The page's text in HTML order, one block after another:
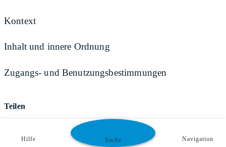
Kontext
Inhalt und innere Ordnung
Zugangs- und Benutzungsbestimmungen
Teilen
Hilfe Suche Navigation